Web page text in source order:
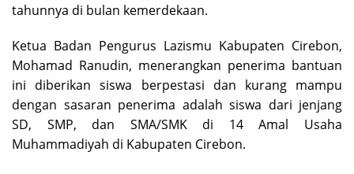
tahunnya di bulan kemerdekaan.
Ketua Badan Pengurus Lazismu Kabupaten Cirebon,
Mohamad Ranudin, menerangkan penerima bantuan
ini diberikan siswa berpestasi dan kurang mampu
dengan sasaran penerima adalah siswa dari jenjang
SD, SMP, dan SMA/SMK di 14 Amal Usaha
Muhammadiyah di Kabupaten Cirebon.